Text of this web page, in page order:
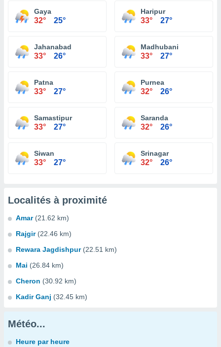
Gaya
32° 25°
Haripur
33° 27°
Jahanabad
33° 26°
Madhubani
33° 27°
Patna
33° 27°
Purnea
32° 26°
Samastipur
33° 27°
Saranda
32° 26°
Siwan
33° 27°
Srinagar
32° 26°
Localités à proximité
Amar (21.62 km)
Rajgir (22.46 km)
Rewara Jagdishpur (22.51 km)
Mai (26.84 km)
Cheron (30.92 km)
Kadir Ganj (32.45 km)
Météo...
Heure par heure